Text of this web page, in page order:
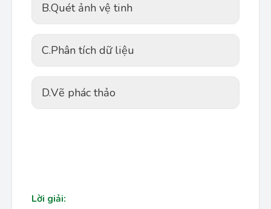
B.Quét ảnh vệ tinh
C.Phân tích dữ liệu
D.Vẽ phác thảo
Lời giải: